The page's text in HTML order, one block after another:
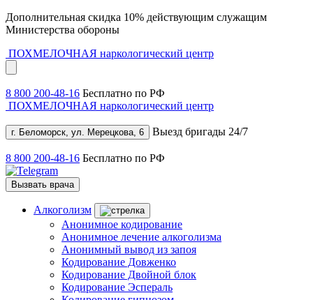
Дополнительная скидка 10% действующим служащим
Министерства обороны
ПОХМЕЛОЧНАЯ наркологический центр
8 800 200-48-16 Бесплатно по РФ
ПОХМЕЛОЧНАЯ наркологический центр
г. Беломорск, ул. Мерецкова, 6 Выезд бригады 24/7
8 800 200-48-16 Бесплатно по РФ
Вызвать врача
Алкоголизм
Анонимное кодирование
Анонимное лечение алкоголизма
Анонимный вывод из запоя
Кодирование Довженко
Кодирование Двойной блок
Кодирование Эспераль